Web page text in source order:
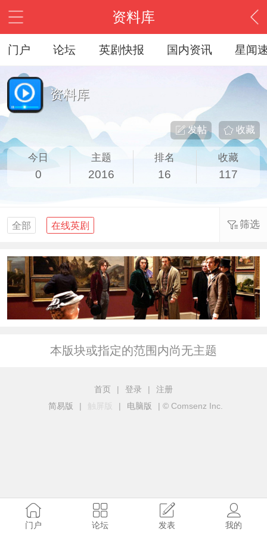
资料库
门户 论坛 英剧快报 国内资讯 星闻
资料库
收藏
发帖
今日
0
主题
2016
排名
16
收藏
117
全部 在线英剧 筛选
本版块或指定的范围内尚无主题
首页 | 登录 |
注册
简易版
| 触屏版 | 电脑版 | © Comsenz Inc.
门户 论坛 发表 我的